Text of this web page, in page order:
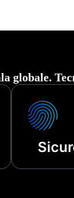
globale.